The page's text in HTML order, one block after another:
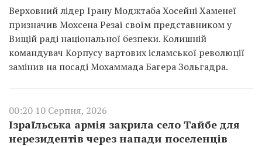
Верховний лідер Ірану Моджтаба Хосейні Хаменеї
призначив Мохсена Резаї своїм представником у
Вищій раді національної безпеки. Колишній
командувач Корпусу вартових ісламської революції
замінив на посаді Мохаммада Багера Зольгадра.
00:20 10 Серпня, 2026
Ізраїльська армія закрила село Тайбе для
нерезидентів через напади поселенців